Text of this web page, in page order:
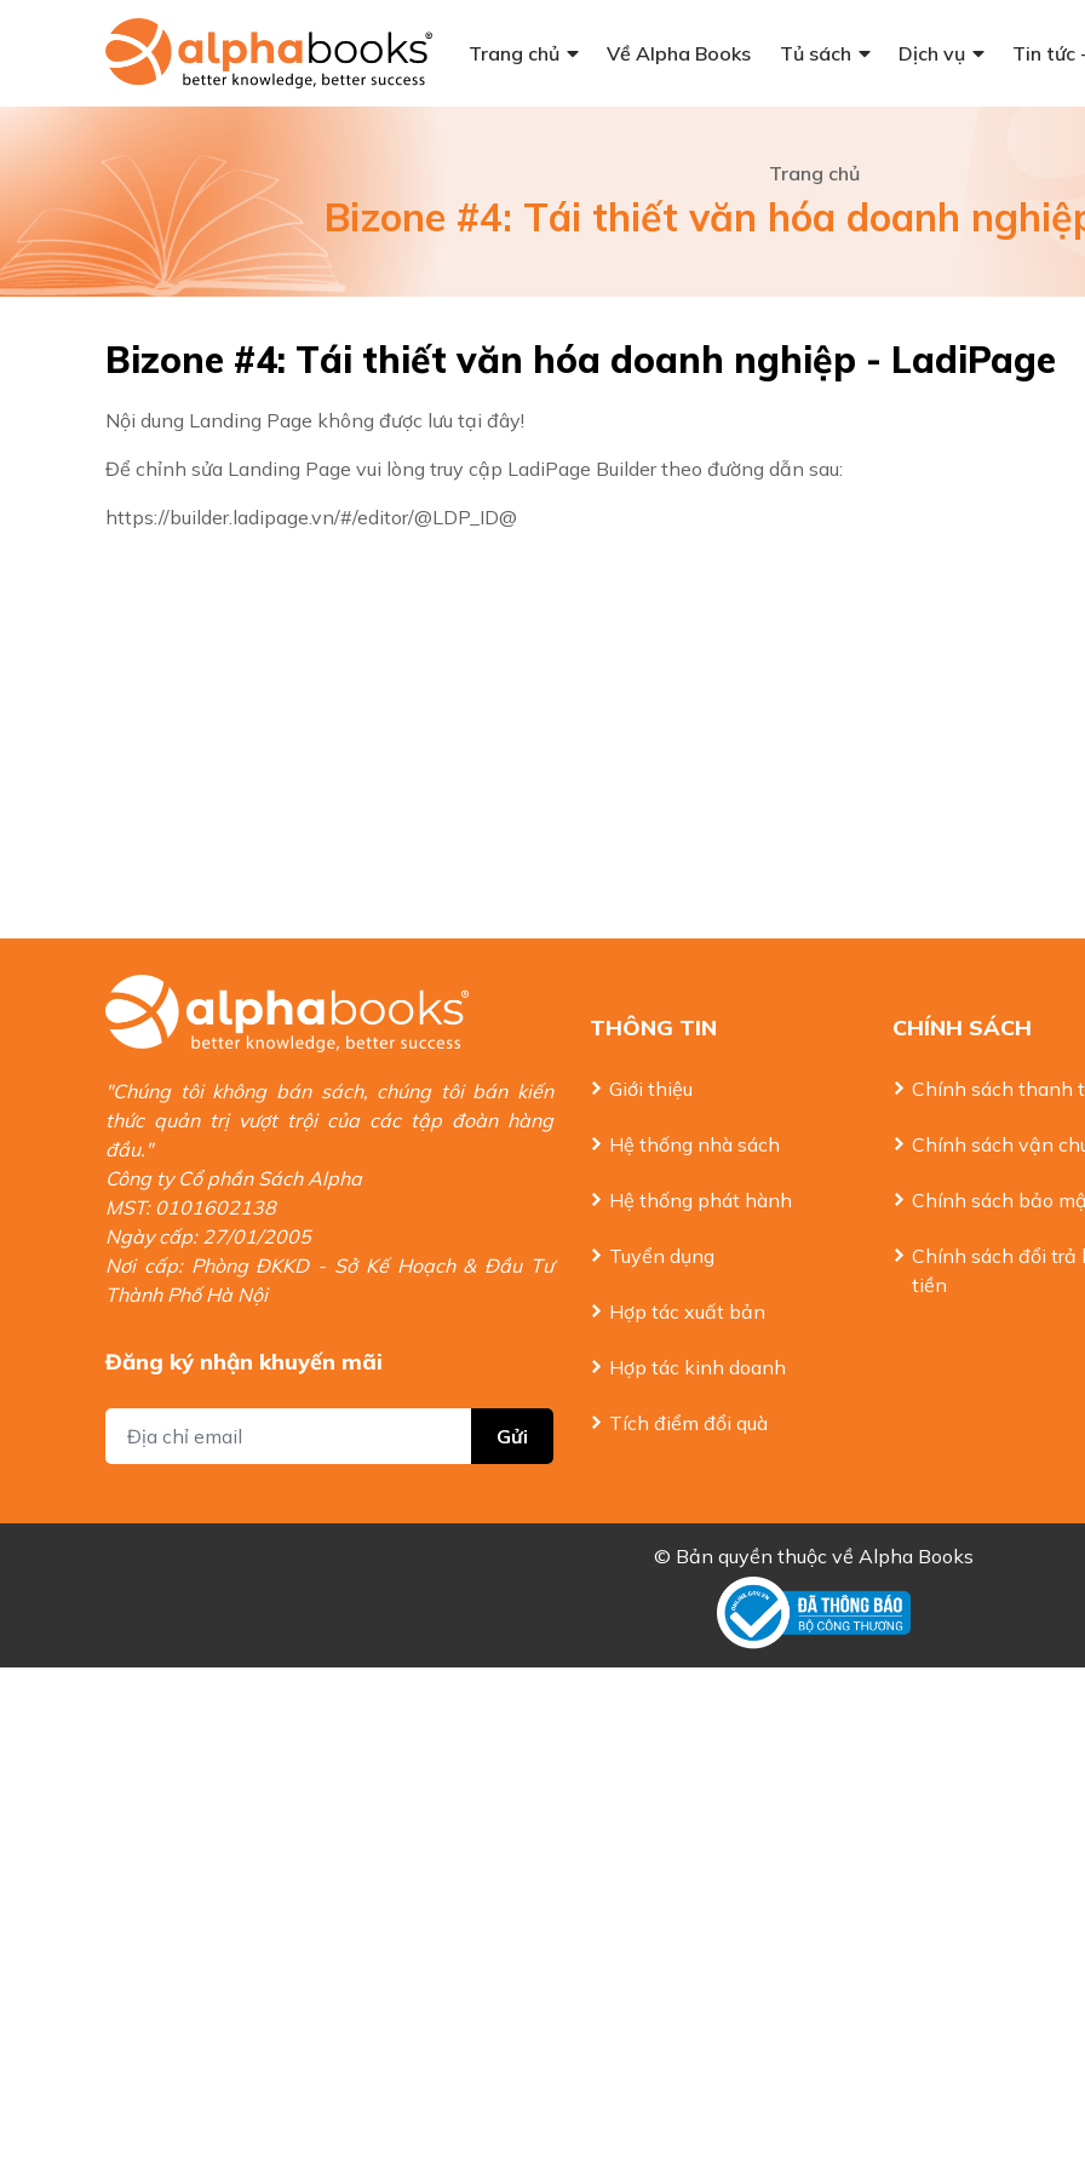
Trang chủ Về Alpha Books Tủ sách Dịch vụ Tin tức
Trang chủ
Bizone #4: Tái thiết văn hóa doanh
Bizone #4: Tái thiết văn hóa doanh nghiệp - LadiPage
Nội dung Landing Page không được lưu tại đây!
Để chỉnh sửa Landing Page vui lòng truy cập LadiPage Builder theo đường dẫn sau:
https://builder.ladipage.vn/#/editor/@LDP_ID@
"Chúng tôi không bán sách, chúng tôi bán kiến
thức quản trị vượt trội của các tập đoàn hàng
đầu."
Công ty Cổ phần Sách Alpha
MST: 0101602138
Ngày cấp: 27/01/2005
Nơi cấp: Phòng ĐKKD - Sở Kế Hoạch & Đầu Tư
Thành Phố Hà Nội
Đăng ký nhận khuyến mãi
Gửi
THÔNG TIN
Giới thiệu
Hệ thống nhà sách
Hệ thống phát hành
Tuyển dụng
Hợp tác xuất bản
Hợp tác kinh doanh
Tích điểm đổi quà
CHÍNH SÁCH
Chính sách thanh
Chính sách vận
Chính sách bảo
Chính sách đổi trả
tiền
© Bản quyền thuộc về Alpha Books